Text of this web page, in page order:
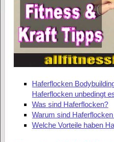
Haferflocken
Haferflocken unbedingt
Was sind Haferflocken?
Warum sind
Welche Vorteile haben